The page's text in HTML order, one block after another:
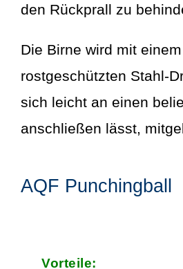
den Rückprall zu
Die Birne wird mit
rostgeschützten Stahl-
sich leicht an einen
anschließen lässt,
AQF Punchingball
Vorteile: